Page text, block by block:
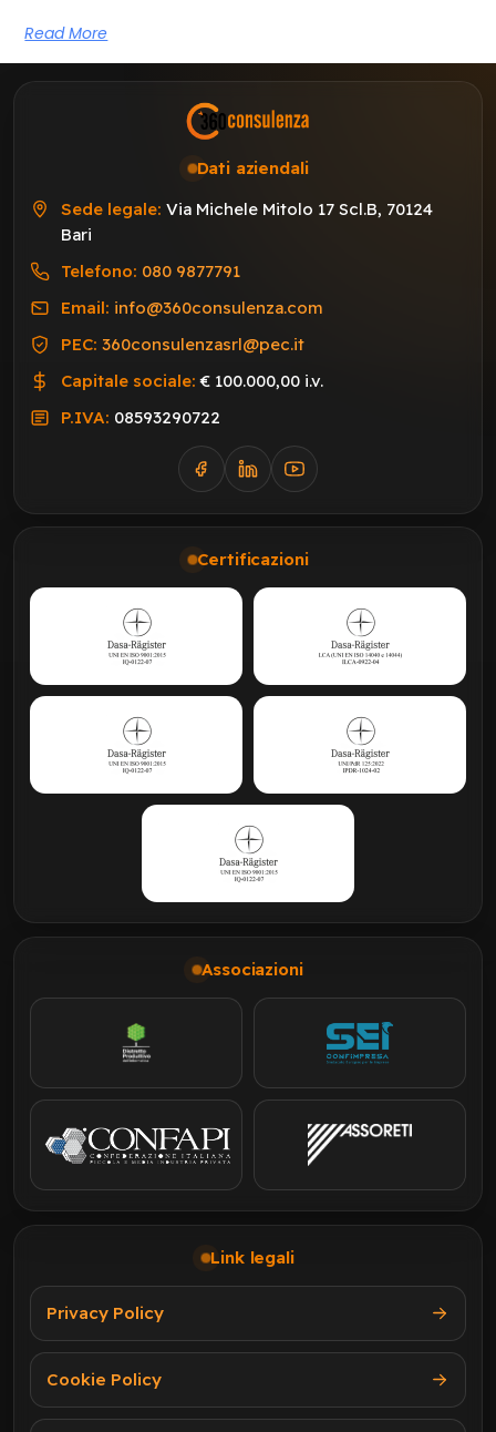
Read More
Dati aziendali
Sede legale: Via Michele Mitolo 17 Scl.B, 70124
Bari
Telefono: 080 9877791
Email: info@360consulenza.com
PEC: 360consulenzasrl@pec.it
Capitale sociale: € 100.000,00 i.v.
P.IVA: 08593290722
Certificazioni
Associazioni
Link legali
Privacy Policy
Cookie Policy